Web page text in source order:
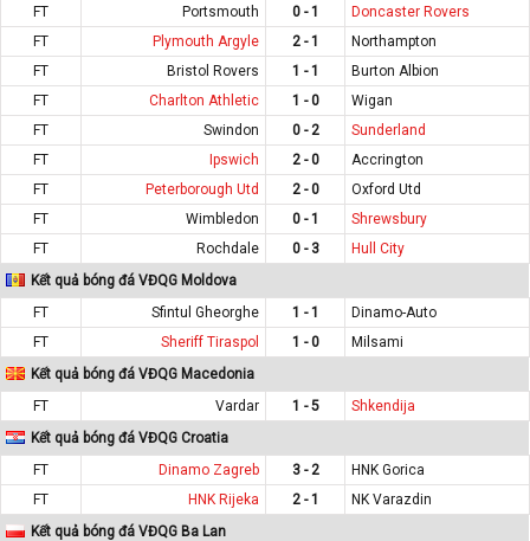
FT
Portsmouth 0 - 1
Doncaster Rovers
FT
Plymouth Argyle 2 - 1
Northampton
FT
Bristol Rovers 1 - 1
Burton Albion
FT
Charlton Athletic 1 - 0
Wigan
FT
Swindon 0 - 2
Sunderland
FT
Ipswich 2 - 0
Accrington
FT
Peterborough Utd 2 - 0
Oxford Utd
FT
Wimbledon 0 - 1
Shrewsbury
FT
Rochdale 0 - 3
Hull City
Kết quả bóng đá VĐQG Moldova
FT
Sfintul Gheorghe 1 - 1
Dinamo-Auto
FT
Sheriff Tiraspol 1 - 0
Milsami
Kết quả bóng đá VĐQG Macedonia
FT
Vardar 1 - 5
Shkendija
Kết quả bóng đá VĐQG Croatia
FT
Dinamo Zagreb 3 - 2
HNK Gorica
FT
HNK Rijeka 2 - 1
NK Varazdin
Kết quả bóng đá VĐQG Ba Lan